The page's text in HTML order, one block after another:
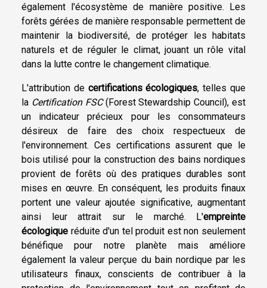
également l'écosystème de manière positive. Les
forêts gérées de manière responsable permettent de
maintenir la biodiversité, de protéger les habitats
naturels et de réguler le climat, jouant un rôle vital
dans la lutte contre le changement climatique.
L'attribution de certifications écologiques, telles que
la Certification FSC(Forest Stewardship Council), est
un indicateur précieux pour les consommateurs
désireux de faire des choix respectueux de
l'environnement. Ces certifications assurent que le
bois utilisé pour la construction des bains nordiques
provient de forêts où des pratiques durables sont
mises en œuvre. En conséquent, les produits finaux
portent une valeur ajoutée significative, augmentant
ainsi leur attrait sur le marché. L'empreinte
écologique réduite d'un tel produit est non seulement
bénéfique pour notre planète mais améliore
également la valeur perçue du bain nordique par les
utilisateurs finaux, conscients de contribuer à la